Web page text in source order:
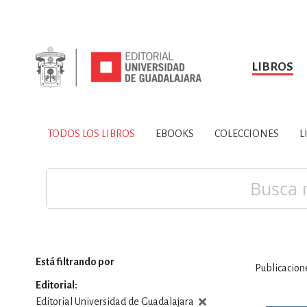
LIBROS
TODOS LOS LIBROS
SOBRE NOSOTROS HISTORIA
CIENCIAS DE LA
TODOS LOS LIBROS EBOOKS COLECCIONES
Está filtrando por
Editorial
Editorial Universidad de Guadalajara